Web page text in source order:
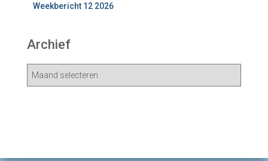
Weekbericht 12 2026
Archief